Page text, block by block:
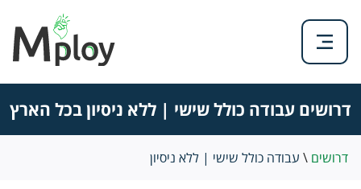
דרושים עבודה כולל שישי | ללא ניסיון בכל הארץ
דרושים \ עבודה כולל שישי | ללא ניסיון